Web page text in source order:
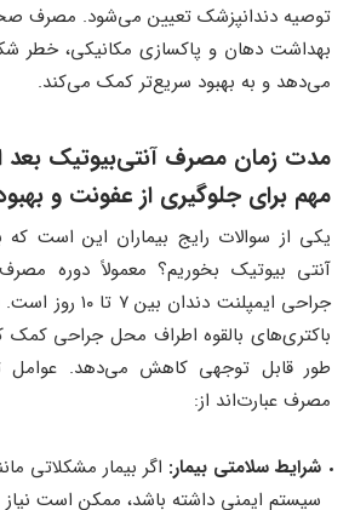
توصیه دندانپزشک تعیین می‌شود. مصرف
بهداشت دهان و پاکسازی مکانیکی، خطر
می‌دهد و به بهبود سریع‌تر کمک می‌کند.
مدت زمان مصرف آنتی‌بیوتیک بعد
مهم برای جلوگیری از عفونت و
یکی از سوالات رایج بیماران این است که
آنتی بیوتیک بخوریم؟ معمولاً دوره
جراحی ایمپلنت
باکتری‌های بالقوه اطراف محل جراحی کمک
طور قابل توجهی کاهش می‌دهد. عوامل
مصرف عبارت‌اند از:
شرایط سلامتی بیمار: اگر بیمار مشکلاتی
سیستم ایمنی داشته باشد، ممکن است